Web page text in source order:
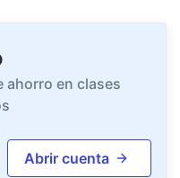
ahorro en clases
Abrir cuenta